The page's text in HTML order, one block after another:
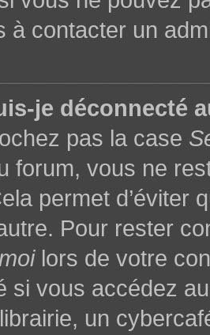
à contacter un
je déconnecté
pas la case
forum, vous ne
permet d’éviter
Pour rester
lors de votre
si vous accédez
un